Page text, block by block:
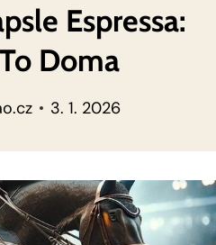
Espressa:
Doma
3. 1. 2026